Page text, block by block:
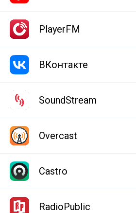
PlayerFM
ВКонтакте
SoundStream
Overcast
Castro
RadioPublic